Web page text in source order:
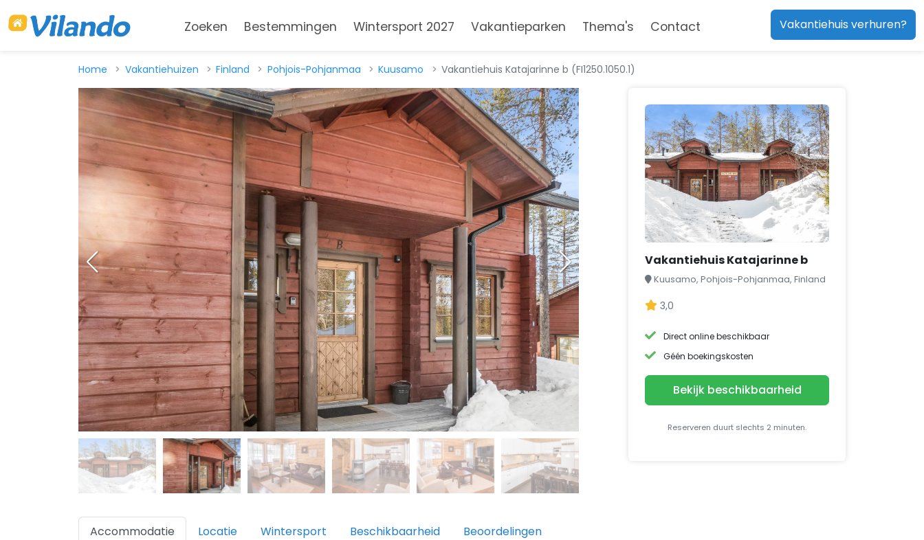
Zoeken Bestemmingen Wintersport 2027 Vakantieparken Thema's Contact Vakantiehuis verhuren?
Home Vakantiehuizen Finland Pohjois-Pohjanmaa Kuusamo Vakantiehuis Katajarinne b (FI1250.1050.1)
Accommodatie Locatie Wintersport Beschikbaarheid Beoordelingen
Vakantiehuis Katajarinne b
Kuusamo, Pohjois-Pohjanmaa, Finland
3,0
Direct online beschikbaar
Géén boekingskosten
Bekijk beschikbaarheid
Reserveren duurt slechts 2 minuten.